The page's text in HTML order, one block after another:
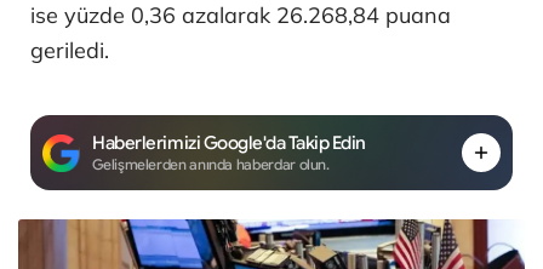
ise yüzde 0,36 azalarak 26.268,84 puana
geriledi.
Haberlerimizi Google'da Takip Edin
Gelişmelerden anında haberdar olun.